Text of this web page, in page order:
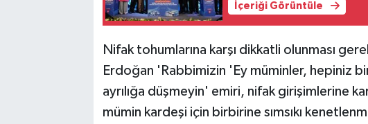
İçeriği Görüntüle
Nifak tohumlarına karşı dikkatli olunması
Erdoğan 'Rabbimizin 'Ey müminler, hepiniz
ayrılığa düşmeyin' emiri, nifak girişimlerine
mümin kardeşi için birbirine sımsıkı